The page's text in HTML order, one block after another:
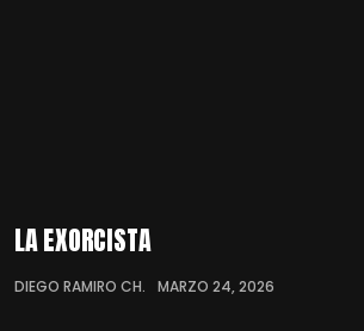
LA EXORCISTA
DIEGO RAMIRO CH. MARZO 24, 2026